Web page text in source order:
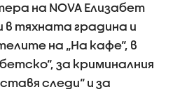
на NOVA Елизабет
тяхната градина и
на „На кафе“, в
за криминалния
следи“ и за